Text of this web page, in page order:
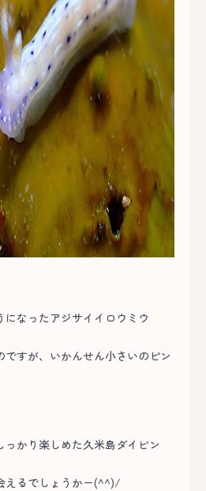
になったアジサイイロウミウ
すが、いかんせん小さいのピン
っかり楽しめた久米島ダイビン
えるでしょうかー(^^)/